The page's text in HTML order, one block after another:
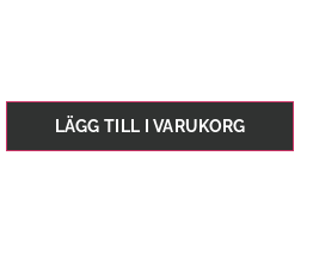
LÄGG TILL I VARUKORG